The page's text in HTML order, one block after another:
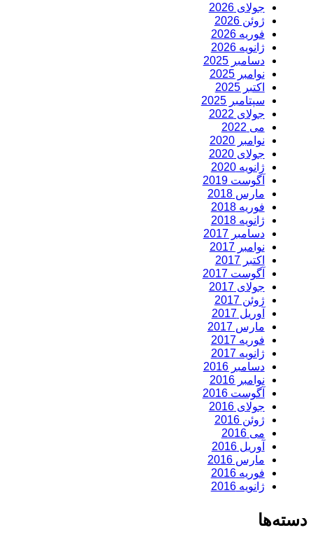
جولای 2026
ژوئن 2026
فوریه 2026
ژانویه 2026
دسامبر 2025
نوامبر 2025
اکتبر 2025
سپتامبر 2025
جولای 2022
می 2022
نوامبر 2020
جولای 2020
ژانویه 2020
آگوست 2019
مارس 2018
فوریه 2018
ژانویه 2018
دسامبر 2017
نوامبر 2017
اکتبر 2017
آگوست 2017
جولای 2017
ژوئن 2017
آوریل 2017
مارس 2017
فوریه 2017
ژانویه 2017
دسامبر 2016
نوامبر 2016
آگوست 2016
جولای 2016
ژوئن 2016
می 2016
آوریل 2016
مارس 2016
فوریه 2016
ژانویه 2016
دسته‌ها